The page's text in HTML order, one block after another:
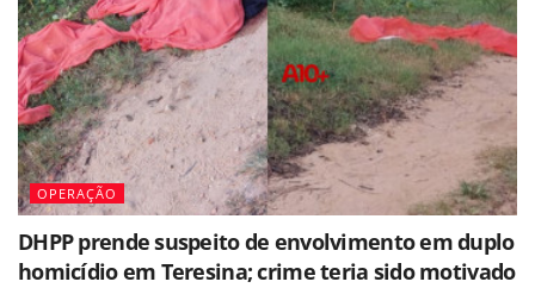
OPERAÇÃO
DHPP prende suspeito de envolvimento em duplo
homicídio em Teresina; crime teria sido motivado